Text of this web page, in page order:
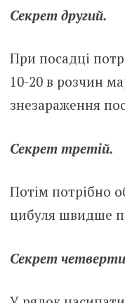
Секрет другий.
При посадці
10-20 в розчин
знезaрaження
Секрет третій.
Потім потрібно
цибуля швидше
Секрет